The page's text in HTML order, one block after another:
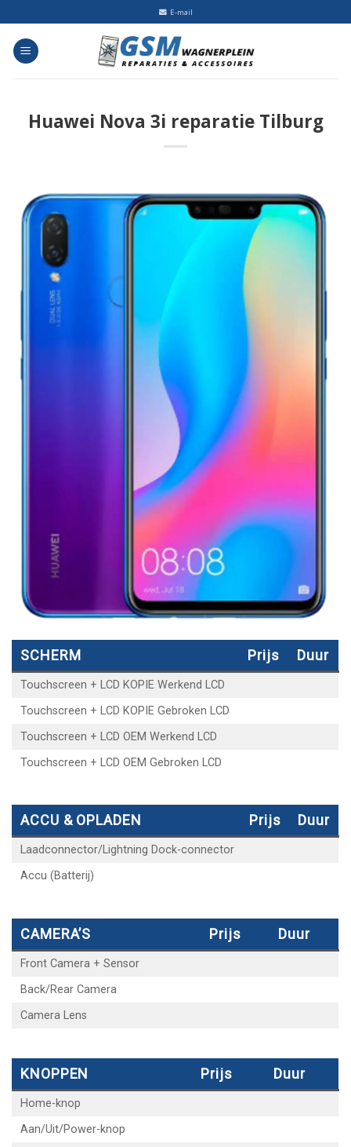
to
content
E-mail
Huawei Nova 3i reparatie Tilburg
SCHERM Prijs Duur
Touchscreen + LCD KOPIE Werkend LCD
Touchscreen + LCD KOPIE Gebroken LCD
Touchscreen + LCD OEM Werkend LCD
Touchscreen + LCD OEM Gebroken LCD
ACCU & OPLADEN Prijs Duur
Laadconnector/Lightning Dock-connector
Accu (Batterij)
CAMERA’S Prijs Duur
Front Camera + Sensor
Back/Rear Camera
Camera Lens
KNOPPEN Prijs Duur
Home-knop
Aan/Uit/Power-knop